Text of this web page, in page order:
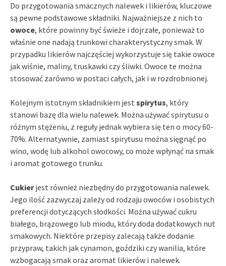
Do przygotowania smacznych nalewek i likierów, kluczowe
są pewne podstawowe składniki. Najważniejsze z nich to
owoce, które powinny być świeże i dojrzałe, ponieważ to
właśnie one nadają trunkowi charakterystyczny smak. W
przypadku likierów najczęściej wykorzystuje się takie owoce
jak wiśnie, maliny, truskawki czy śliwki. Owoce te można
stosować zarówno w postaci całych, jak i w rozdrobnionej.
Kolejnym istotnym składnikiem jest spirytus, który
stanowi bazę dla wielu nalewek. Można używać spirytusu o
różnym stężeniu, z reguły jednak wybiera się ten o mocy 60-
70%. Alternatywnie, zamiast spirytusu można sięgnąć po
wino, wodę lub alkohol owocowy, co może wpłynąć na smak
i aromat gotowego trunku.
Cukierjest również niezbędny do przygotowania nalewek.
Jego ilość zazwyczaj zależy od rodzaju owoców i osobistych
preferencji dotyczących słodkości. Można używać cukru
białego, brązowego lub miodu, który doda dodatkowych nut
smakowych. Niektóre przepisy zalecają także dodanie
przypraw, takich jak cynamon, goździki czy wanilia, które
wzbogacają smak oraz aromat likierów i nalewek.